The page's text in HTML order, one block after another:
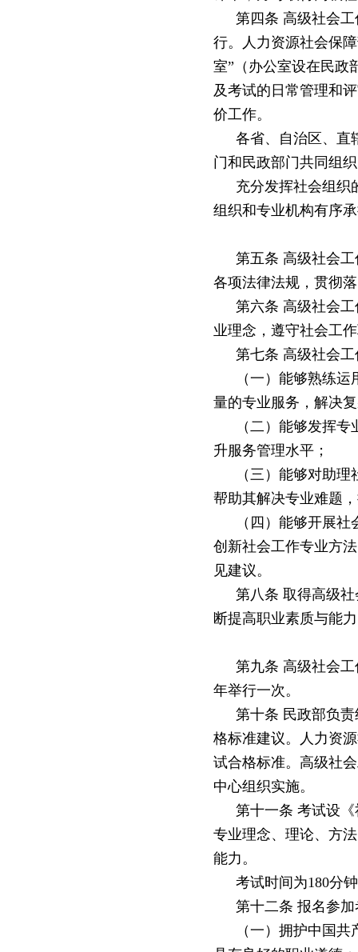
第四条 高级社会
行。人力资源社会保
室”（办公室设在民政
及考试的日常管理和
价工作。
各省、自治区、直
门和民政部门共同组
充分发挥社会组织
组织和专业机构有序
第五条 高级社会
各项法律法规，贯彻
第六条 高级社会
业理念，遵守社会工
第七条 高级社会
（一）能够熟练
量的专业服务，解决
（二）能够发挥
升服务管理水平；
（三）能够对助
帮助其解决专业难题
（四）能够开展
创新社会工作专业方
见建议。
第八条 取得高级
断提高职业素质与能
第九条 高级社会
年举行一次。
第十条 民政部负
格标准建议。人力资
试合格标准。高级社
中心组织实施。
第十一条 考试设
专业理念、理论、方
能力。
考试时间为180分
第十二条 报名参
（一）拥护中国